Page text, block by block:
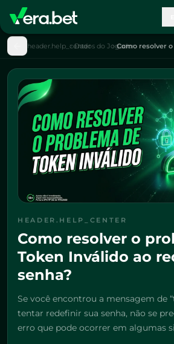
header.help_centerDados do Jogador
HEADER.HELP_CENTER
Como resolver o
Token Inválido ao
senha?
Se você encontrou a mensagem de
tentar redefinir sua senha, não se
erro que pode ocorrer em algumas